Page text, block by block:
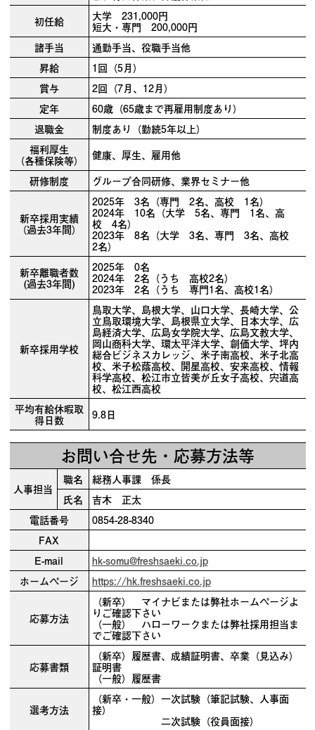
初任給
大学 231,000円
短大・専門 200,000円
諸手当
通勤手当、役職手当他
昇給
1回（5月）
賞与
2回（7月、12月）
定年
60歳（65歳まで再雇用制度あり）
退職金
制度あり（勤続5年以上）
福利厚生
（各種保険等）
健康、厚生、雇用他
研修制度
グループ合同研修、業界セミナー他
新卒採用実績
（過去3年間）
2025年 3名（専門 2名、高校 1名）
2024年 10名（大学 5名、専門 1名、高
校 4名）
2023年 8名（大学 3名、専門 3名、高校
2名）
新卒離職者数
(過去3年間)
2025年 0名
2024年 2名（うち 高校2名）
2023年 2名（うち 専門1名、高校1名）
新卒採用学校
鳥取大学、島根大学、山口大学、長崎大学、公
立鳥取環境大学、島根県立大学、日本大学、広
島経済大学、広島女学院大学、広島文教大学、
岡山商科大学、環太平洋大学、創価大学、坪内
総合ビジネスカレッジ、米子南高校、米子北高
校、米子松蔭高校、開星高校、安来高校、情報
科学高校、松江市立皆美が丘女子高校、宍道高
校、松江西高校
平均有給休暇取
得日数 9.8日
お問い合せ先・応募方法等
人事担当
職名
総務人事課 係長
氏名
吉木 正太
電話番号
0854-28-8340
FAX
E-mail
hk-somu@freshsaeki.co.jp
ホームページ
https://hk.freshsaeki.co.jp
応募方法
（新卒） マイナビまたは弊社ホームページよ
りご確認下さい
（一般） ハローワークまたは弊社採用担当ま
でご確認下さい
応募書類
（新卒）履歴書、成績証明書、卒業（見込み）
証明書
（一般）履歴書
選考方法
（新卒・一般）一次試験（筆記試験、人事面
接）
二次試験（役員面接）